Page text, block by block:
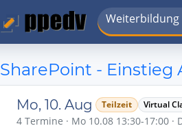
Weiterbildung
SharePoint -
Mo, 10. Aug Teilzeit Virtual
4 Termine · Mo 10.08 13:30-17:00 ·